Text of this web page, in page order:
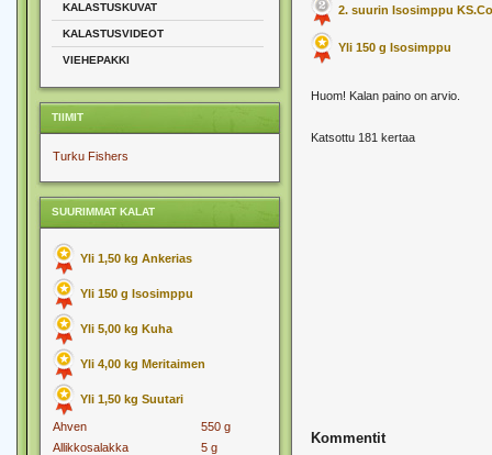
KALASTUSKUVAT
KALASTUSVIDEOT
VIEHEPAKKI
TIIMIT
Turku Fishers
SUURIMMAT KALAT
Yli 1,50 kg Ankerias
Yli 150 g Isosimppu
Yli 5,00 kg Kuha
Yli 4,00 kg Meritaimen
Yli 1,50 kg Suutari
Ahven
550 g
Allikkosalakka
5 g
2. suurin Isosimppu
Yli 150 g Isosimppu
Huom! Kalan paino on arvio.
Katsottu 181 kertaa
Kommentit